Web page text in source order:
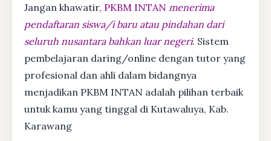
Jangan khawatir, PKBM INTAN menerima
pendaftaran siswa/i baru atau pindahan dari
seluruh nusantara bahkan luar negeri. Sistem
pembelajaran daring/online dengan tutor yang
profesional dan ahli dalam bidangnya
menjadikan PKBM INTAN adalah pilihan terbaik
untuk kamu yang tinggal di Kutawaluya, Kab.
Karawang